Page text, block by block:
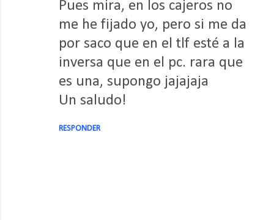
Pues mira, en los cajeros no
me he fijado yo, pero si me da
por saco que en el tlf esté a la
inversa que en el pc. rara que
es una, supongo jajajaja
Un saludo!
RESPONDER